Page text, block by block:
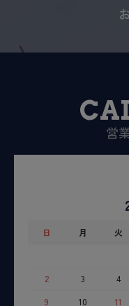
営
日 月 火
2
3 4
9
10 11